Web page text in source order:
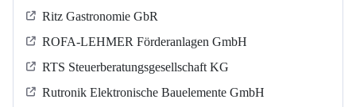
Ritz Gastronomie GbR
ROFA-LEHMER Förderanlagen GmbH
RTS Steuerberatungsgesellschaft KG
Rutronik Elektronische Bauelemente GmbH